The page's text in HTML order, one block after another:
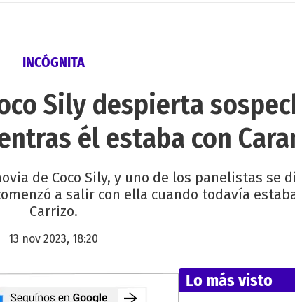
INCÓGNITA
Sily despierta
él estaba con
de Coco Sily, y uno de los panelistas se
a salir con ella cuando todavía
Carrizo.
13 nov 2023, 18:20
Lo más visto